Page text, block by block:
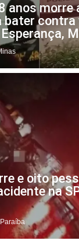
anos morre
contra
e oito
na